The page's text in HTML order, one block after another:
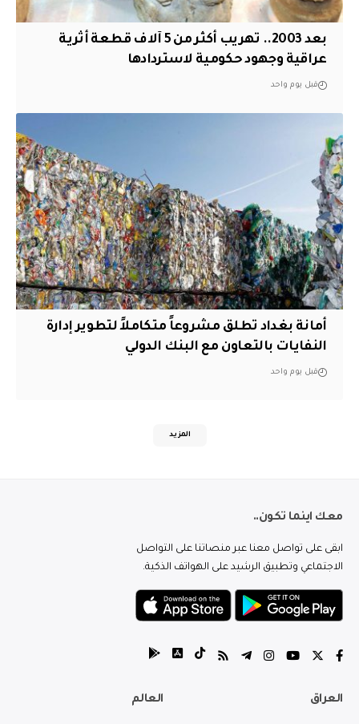
بعد 2003.. تهريب أكثر من 5 آلاف قطعة أثرية
عراقية وجهود حكومية لاستردادها
قبل يوم واحد
أمانة بغداد تطلق مشروعاً متكاملاً لتطوير إدارة
النفايات بالتعاون مع البنك الدولي
قبل يوم واحد
المزيد
معك اينما تكون..
ابقى على تواصل معنا عبر منصاتنا على التواصل
الاجتماعي وتطبيق الرشيد على الهواتف الذكية.
العراق العالم